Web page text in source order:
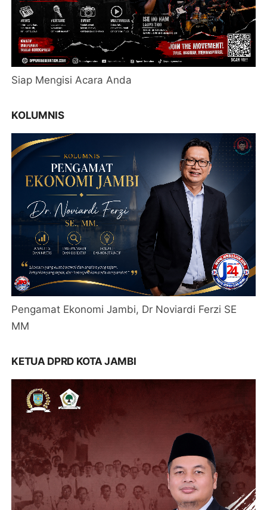
Siap Mengisi Acara Anda
KOLUMNIS
Pengamat Ekonomi Jambi, Dr Noviardi Ferzi SE
MM
KETUA DPRD KOTA JAMBI